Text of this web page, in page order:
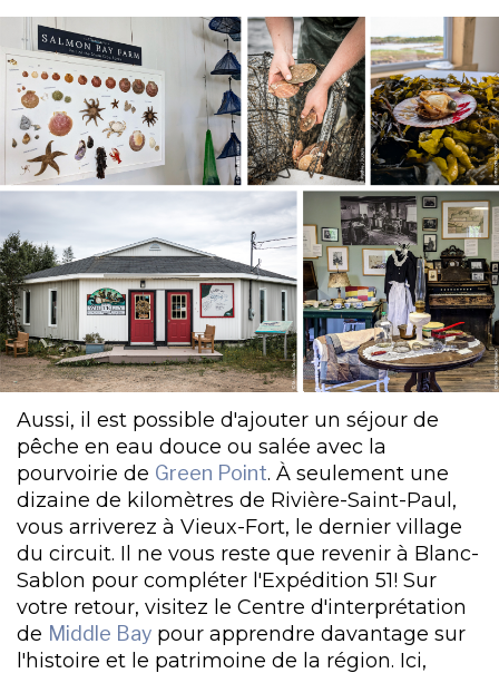
Aussi, il est possible d'ajouter un séjour de
pêche en eau douce ou salée avec la
pourvoirie de Green Point. À seulement une
dizaine de kilomètres de Rivière-Saint-Paul,
vous arriverez à Vieux-Fort, le dernier village
du circuit. Il ne vous reste que revenir à Blanc-
Sablon pour compléter l'Expédition 51! Sur
votre retour, visitez le Centre d'interprétation
de Middle Bay pour apprendre davantage sur
l'histoire et le patrimoine de la région. Ici,